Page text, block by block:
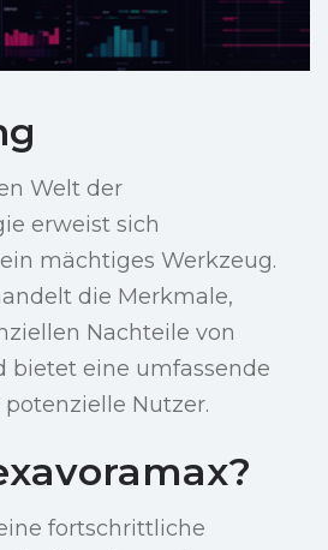
Welt der
erweist sich
mächtiges Werkzeug.
die Merkmale,
Nachteile von
bietet eine umfassende
Nutzer.
fortschrittliche